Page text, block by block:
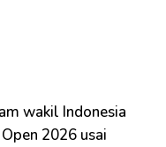
wakil Indonesia
2026 usai